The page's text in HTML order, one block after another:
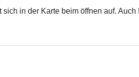
sich in der Karte beim öffnen auf.